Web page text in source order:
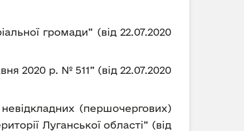
громади” (від 22.07.2020
2020 р. № 511” (від 22.07.2020
(першочергових)
Луганської області” (від